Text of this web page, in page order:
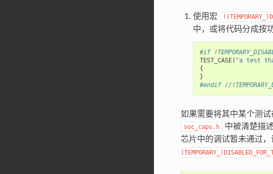
使用宏
中，或将代码分成按
#if
TEST_CASE( "a test
{
}
#endif //
如果需要将其中某个测
soc_caps.h
中被清楚描
芯片中的调试暂未通过